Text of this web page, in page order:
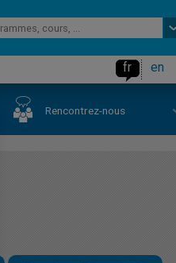
fr en
Rencontrez-nous